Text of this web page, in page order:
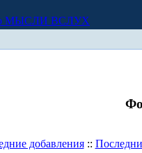
МЫСЛИ ВСЛУХ
добавления::